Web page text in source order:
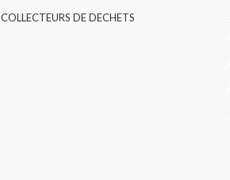
COLLECTEURS DE DECHETS